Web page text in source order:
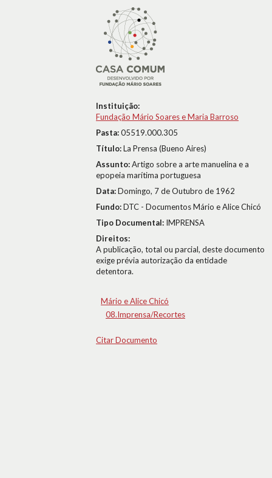
Instituição:
Fundação Mário Soares e Maria Barroso
Pasta:05519.000.305
Título:La Prensa (Bueno Aires)
Assunto:Artigo sobre a arte manuelina e a
epopeia marítima portuguesa
Data:Domingo, 7 de Outubro de 1962
Fundo:DTC - Documentos Mário e Alice Chicó
Tipo Documental: IMPRENSA
Direitos:
A publicação, total ou parcial, deste documento
exige prévia autorização da entidade
detentora.
Mário e Alice Chicó
08.Imprensa/Recortes
Citar Documento